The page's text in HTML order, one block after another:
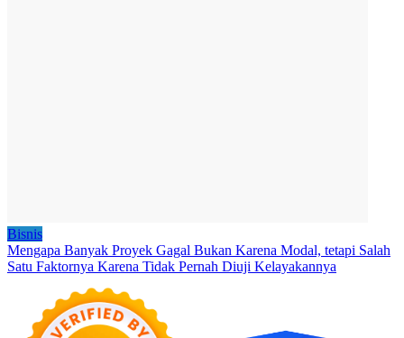
Bisnis
Mengapa Banyak Proyek Gagal Bukan Karena Modal, tetapi Salah
Satu Faktornya Karena Tidak Pernah Diuji Kelayakannya